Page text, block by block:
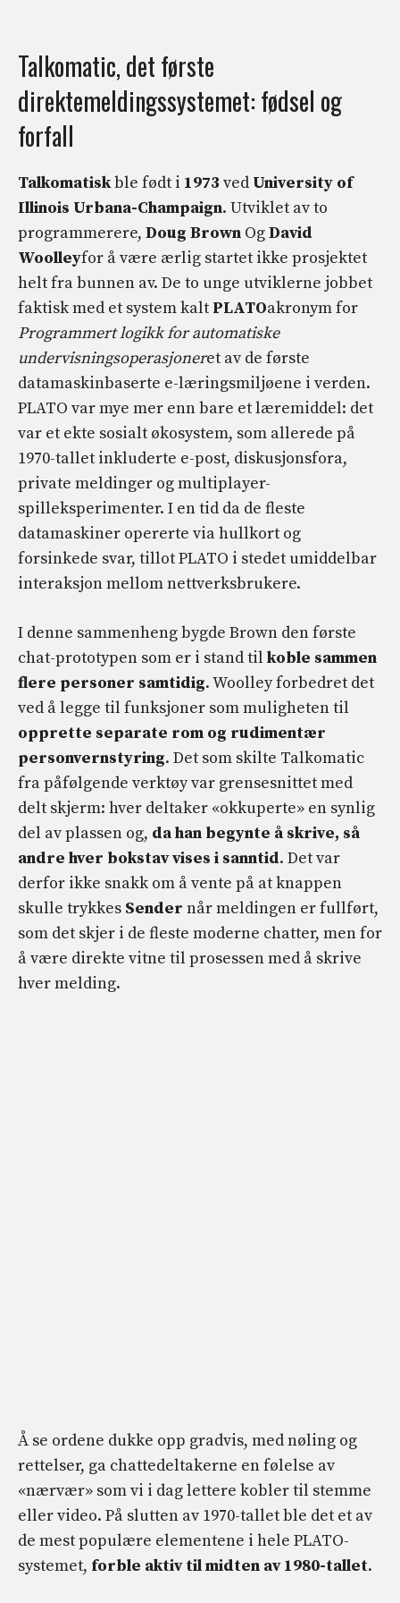
Talkomatic, det første
direktemeldingssystemet: fødsel og
forfall
Talkomatiskble født i 1973 ved University of
Illinois Urbana-Champaign. Utviklet av to
programmerere, Doug Brown OgDavid
Woolleyfor å være ærlig startet ikke prosjektet
helt fra bunnen av. De to unge utviklerne jobbet
faktisk med et system kalt PLATOakronym for
Programmert logikk for automatiske
undervisningsoperasjoneret av de første
datamaskinbaserte e-læringsmiljøene i verden.
PLATO var mye mer enn bare et læremiddel: det
var et ekte sosialt økosystem, som allerede på
1970-tallet inkluderte e-post, diskusjonsfora,
private meldinger og multiplayer-
spilleksperimenter. I en tid da de fleste
datamaskiner opererte via hullkort og
forsinkede svar, tillot PLATO i stedet umiddelbar
interaksjon mellom nettverksbrukere.
I denne sammenheng bygde Brown den første
chat-prototypen som er i stand til koble sammen
flere personer samtidig. Woolley forbedret det
ved å legge til funksjoner som muligheten til
opprette separate rom og rudimentær
personvernstyring. Det som skilte Talkomatic
fra påfølgende verktøy var grensesnittet med
delt skjerm: hver deltaker «okkuperte» en synlig
del av plassen og, da han begynte å skrive, så
andre hver bokstav vises i sanntid. Det var
derfor ikke snakk om å vente på at knappen
skulle trykkes Sender når meldingen er fullført,
som det skjer i de fleste moderne chatter, men for
å være direkte vitne til prosessen med å skrive
hver melding.
Å se ordene dukke opp gradvis, med nøling og
rettelser, ga chattedeltakerne en følelse av
«nærvær» som vi i dag lettere kobler til stemme
eller video. På slutten av 1970-tallet ble det et av
de mest populære elementene i hele PLATO-
systemet, forble aktiv til midten av 1980-tallet.